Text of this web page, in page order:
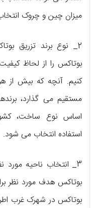
میزان چین و چروک
2_ نوع برند تزریق
بوتاکس را از لحاظ
کنیم. آنچه که بیش از
مستقیم می‌ گذارد،
اساس نوع ساخت،
استفاده انتخاب می‌ شود.
3_ انتخاب ناحیه‌ مورد
بوتاکس هدف مورد نظر
بوتاکس در شهرک غرب